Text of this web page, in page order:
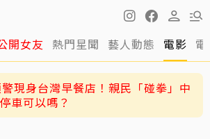
開女友 熱門星聞 藝人動態 電影
現身台灣早餐店！親民「碰拳」中
車可以嗎？